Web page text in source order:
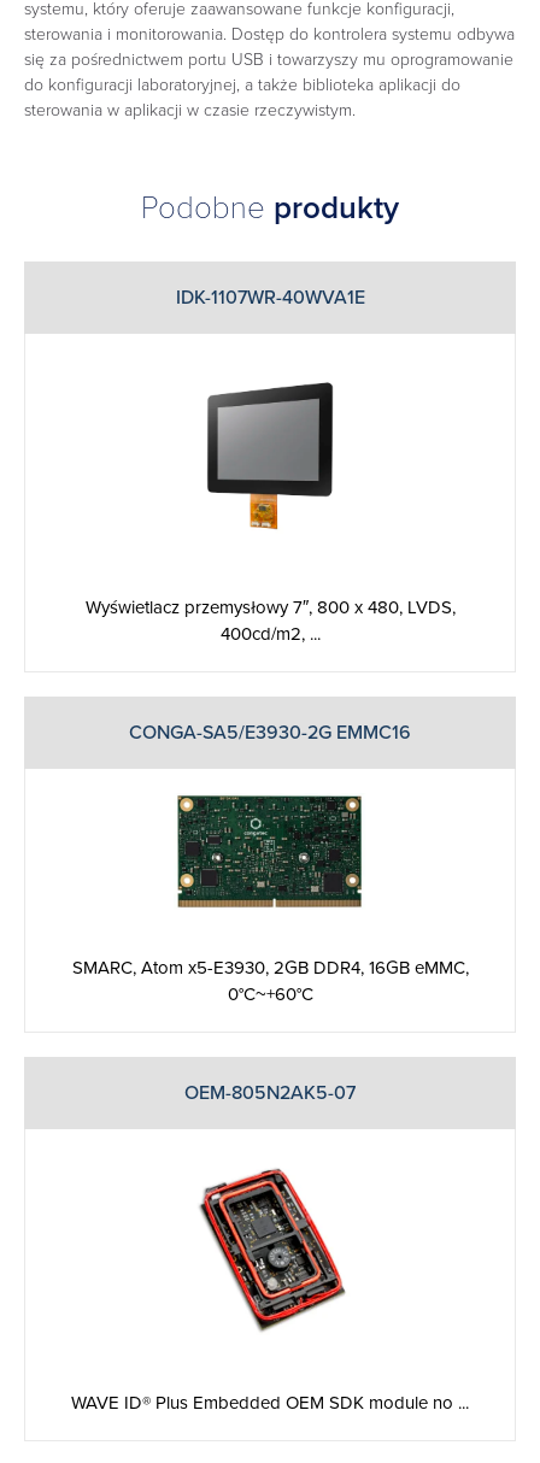
systemu, który oferuje zaawansowane funkcje konfiguracji,
sterowania i monitorowania. Dostęp do kontrolera systemu odbywa
się za pośrednictwem portu USB i towarzyszy mu oprogramowanie
do konfiguracji laboratoryjnej, a także biblioteka aplikacji do
sterowania w aplikacji w czasie rzeczywistym.
Podobne produkty
IDK-1107WR-40WVA1E
Wyświetlacz przemysłowy 7″, 800 x 480, LVDS,
400cd/m2, ...
CONGA-SA5/E3930-2G EMMC16
SMARC, Atom x5-E3930, 2GB DDR4, 16GB eMMC,
0°C~+60°C
OEM-805N2AK5-07
WAVE ID® Plus Embedded OEM SDK module no ...